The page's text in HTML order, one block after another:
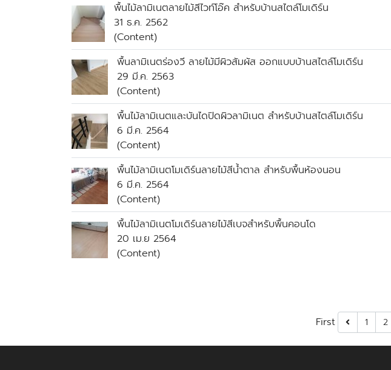
พื้นไม้ลามิเนตลายไม้สีไวท์โอ๊ค สำหรับบ้านสไตล์โมเดิร์น
31 ธ.ค. 2562
(Content)
พื้นลามิเนตร่องวี ลายไม้มีผิวสัมผัส ออกแบบบ้านสไตล์โมเดิร์น
29 มี.ค. 2563
(Content)
พื้นไม้ลามิเนตและบันไดปิดผิวลามิเนต สำหรับบ้านสไตล์โมเดิร์น
6 มี.ค. 2564
(Content)
พื้นไม้ลามิเนตโมเดิร์นลายไม้สีน้ำตาล สำหรับพื้นห้องนอน
6 มี.ค. 2564
(Content)
พื้นไม้ลามิเนตโมเดิร์นลายไม้สีเบจสำหรับพื้นคอนโด
20 เม.ย 2564
(Content)
First 1 2